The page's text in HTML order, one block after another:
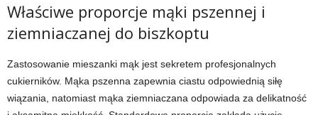
Właściwe proporcje mąki pszennej i
ziemniaczanej do biszkoptu
Zastosowanie mieszanki mąk jest sekretem profesjonalnych
cukierników. Mąka pszenna zapewnia ciastu odpowiednią siłę
wiązania, natomiast mąka ziemniaczana odpowiada za delikatność